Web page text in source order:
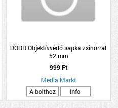
DÖRR Objektívvédő sapka zsinórral
52 mm
999 Ft
Media Markt
A bolthoz
Info